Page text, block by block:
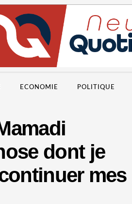
ECONOMIE POLITIQUE
dont je
mes